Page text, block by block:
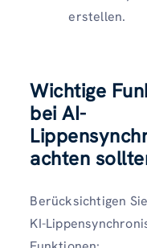
erstellen.
Wichtige
bei AI-
achten
Berücksichtigen
KI-